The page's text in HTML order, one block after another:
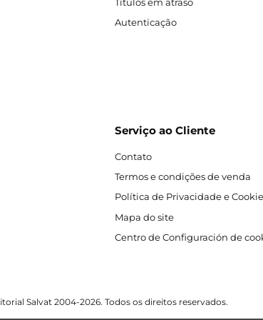
Autenticação
Serviço ao Cliente
Contato
Termos e condições de venda
Política de Privacidade e
Mapa do site
Centro de Configuración de
Salvat 2004-2026. Todos os direitos reservados.